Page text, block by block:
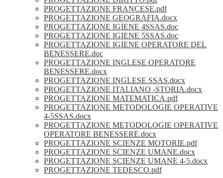
PROGETTAZIONE FRANCESE.pdf
PROGETTAZIONE GEOGRAFIA.docx
PROGETTAZIONE IGIENE 4SSAS.doc
PROGETTAZIONE IGIENE 5SSAS.doc
PROGETTAZIONE IGIENE OPERATORE DEL
BENESSERE.doc
PROGETTAZIONE INGLESE OPERATORE
BENESSERE.docx
PROGETTAZIONE INGLESE SSAS.docx
PROGETTAZIONE ITALIANO -STORIA.docx
PROGETTAZIONE MATEMATICA.pdf
PROGETTAZIONE METODOLOGIE OPERATIVE
4-5SSAS.docx
PROGETTAZIONE METODOLOGIE OPERATIVE
OPERATORE BENESSERE.docx
PROGETTAZIONE SCIENZE MOTORIE.pdf
PROGETTAZIONE SCIENZE UMANE.docx
PROGETTAZIONE SCIENZE UMANE 4-5.docx
PROGETTAZIONE TEDESCO.pdf